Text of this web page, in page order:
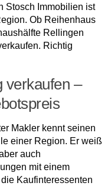
Stosch Immobilien ist
Ob Reihenhaus
Rellingen
Richtig
verkaufen –
Makler kennt seinen
einer Region. Er weiß
auch
mit einem
Kaufinteressenten